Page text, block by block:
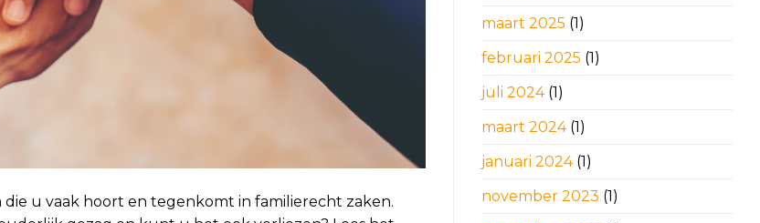
u vaak hoort en tegenkomt in familierecht zaken.
maart 2025 (1)
februari 2025 (1)
juli 2024(1)
maart 2024(1)
januari 2024(1)
november 2023 (1)